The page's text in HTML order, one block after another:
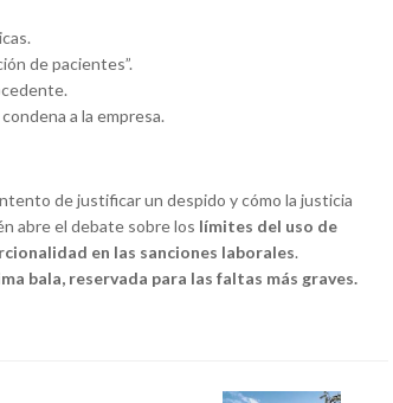
de pacientes”.
a la empresa.
de justificar un despido y cómo la justicia
abre el debate sobre los límites del uso de
en las sanciones laborales.
bala, reservada para las faltas más graves.